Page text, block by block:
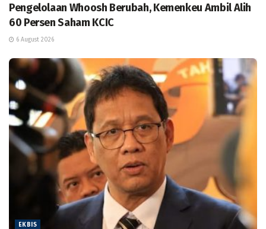
Pengelolaan Whoosh Berubah, Kemenkeu Ambil Alih
60 Persen Saham KCIC
6 August 2026
EKBIS